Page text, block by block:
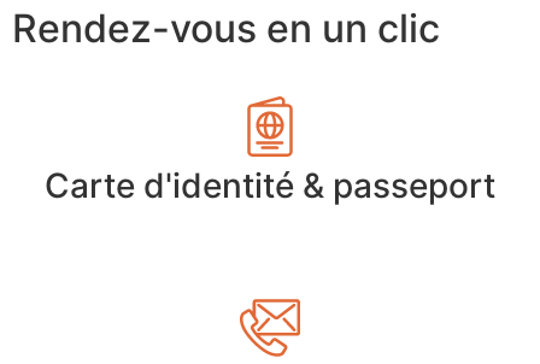
Rendez-vous en un clic
Carte d'identité & passeport